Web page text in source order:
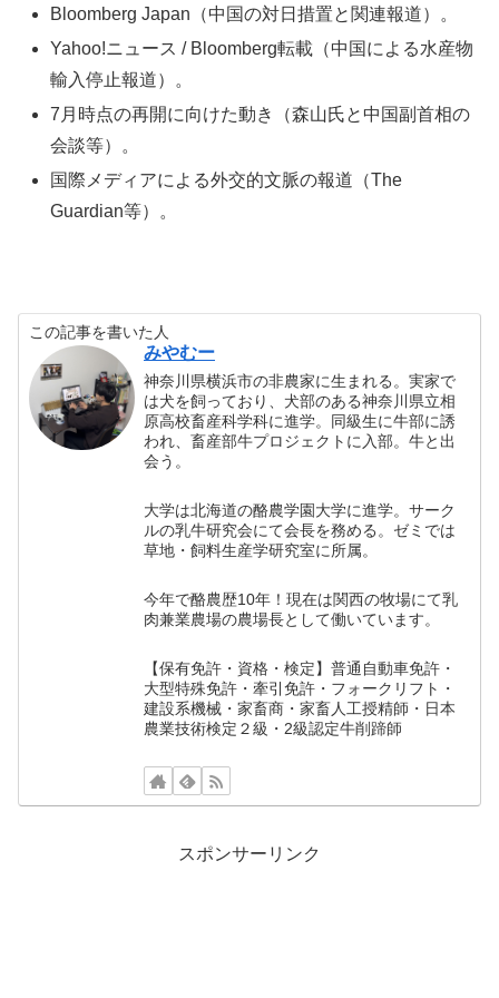
Bloomberg Japan（中国の対日措置と関連報道）。
Yahoo!ニュース / Bloomberg転載（中国による水産物
輸入停止報道）。
7月時点の再開に向けた動き（森山氏と中国副首相の
会談等）。
国際メディアによる外交的文脈の報道（The
Guardian等）。
この記事を書いた人
みやむー
神奈川県横浜市の非農家に生まれる。実家で
は犬を飼っており、犬部のある神奈川県立相
原高校畜産科学科に進学。同級生に牛部に誘
われ、畜産部牛プロジェクトに入部。牛と出
会う。
大学は北海道の酪農学園大学に進学。サーク
ルの乳牛研究会にて会長を務める。ゼミでは
草地・飼料生産学研究室に所属。
今年で酪農歴10年！現在は関西の牧場にて乳
肉兼業農場の農場長として働いています。
【保有免許・資格・検定】普通自動車免許・
大型特殊免許・牽引免許・フォークリフト・
建設系機械・家畜商・家畜人工授精師・日本
農業技術検定２級・2級認定牛削蹄師
スポンサーリンク